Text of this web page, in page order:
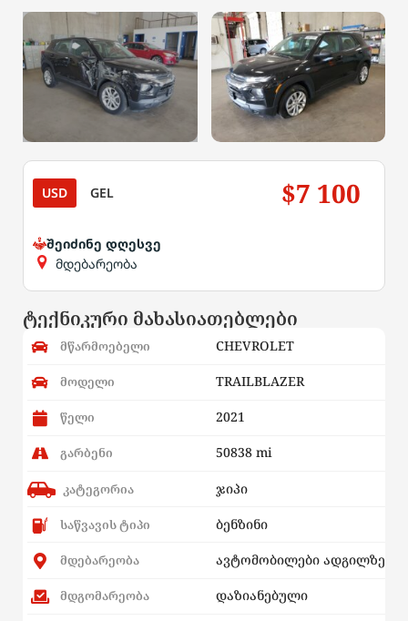
USD GEL $7 100
შეიძინე დღესვე
მდებარეობა
ტექნიკური მახასიათებლები
მწარმოებელი CHEVROLET
მოდელი TRAILBLAZER
წელი 2021
გარბენი 50838 mi
კატეგორია ჯიპი
საწვავის ტიპი ბენზინი
მდებარეობა ავტომობილები ადგილზე
მდგომარეობა დაზიანებული